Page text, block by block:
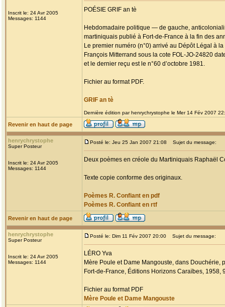
Inscrit le: 24 Avr 2005
Messages: 1144
POÉSIE GRIF an tè
Hebdomadaire politique — de gauche,
martiniquais publié à Fort-de-France à la fin des
Le premier numéro (n°0) arrivé au Dépôt Légal à
François Mitterrand sous la cote FOL-JO-24820
et le dernier reçu est le n°60 d’octobre 1981.
Fichier au format PDF.
GRIF an tè
Dernière édition par henrychrystophe le Mer 14 Fév 2007
Revenir en haut de page
henrychrystophe
Super Posteur
Inscrit le: 24 Avr 2005
Messages: 1144
Posté le: Jeu 25 Jan 2007 21:08 Sujet du message:
Deux poèmes en créole du Martiniquais Raphaël
Texte copie conforme des originaux.
Poèmes R. Confiant en pdf
Poèmes R. Confiant en rtf
Revenir en haut de page
henrychrystophe
Super Posteur
Inscrit le: 24 Avr 2005
Messages: 1144
Posté le: Dim 11 Fév 2007 20:00 Sujet du message:
LÉRO Yva
Mère Poule et Dame Mangouste, dans Douchérie,
Fort-de-France, Éditions Horizons Caraïbes, 1958,
Fichier au format PDF
Mère Poule et Dame Mangouste